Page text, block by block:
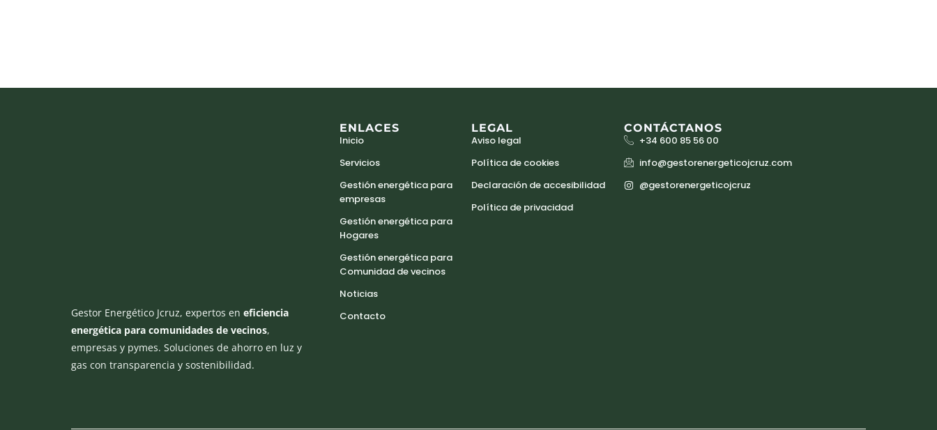
Gestor Energético Jcruz, expertos en eficiencia
energética para comunidades de vecinos,
empresas y pymes. Soluciones de ahorro en luz y
gas con transparencia y sostenibilidad.
ENLACES
Inicio
Servicios
Gestión energética para
empresas
Gestión energética para
Hogares
Gestión energética para
Comunidad de vecinos
Noticias
Contacto
LEGAL
Aviso legal
Política de cookies
Declaración de accesibilidad
Política de privacidad
CONTÁCTANOS
+34 600 85 56 00
info@gestorenergeticojcruz.com
@gestorenergeticojcruz